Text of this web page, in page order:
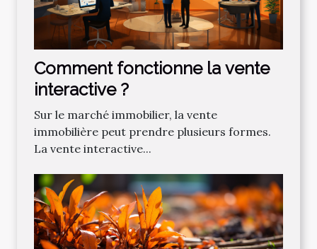
Comment fonctionne la vente
interactive ?
Sur le marché immobilier, la vente
immobilière peut prendre plusieurs formes.
La vente interactive...